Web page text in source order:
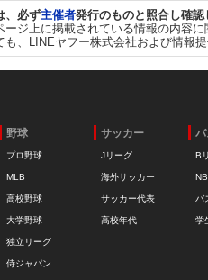
、必ず主催者発行のものと照合し確認
ジ上に掲載されている情報の内容
、LINEヤフー株式会社および情報
野球
プロ野球
MLB
高校野球
大学野球
独立リーグ
侍ジャパン
サッカー
Jリーグ
海外サッカー
サッカー代表
高校年代
バ
B
バ
学